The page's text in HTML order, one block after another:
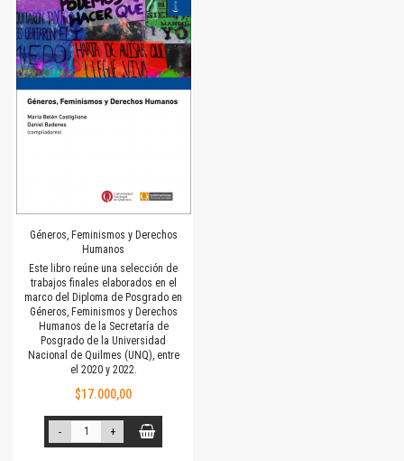
Géneros, Feminismos y Derechos
Humanos
Este libro reúne una selección de
trabajos finales elaborados en el
marco del Diploma de Posgrado en
Géneros, Feminismos y Derechos
Humanos de la Secretaría de
Posgrado de la Universidad
Nacional de Quilmes (UNQ), entre
el 2020 y 2022.
$17.000,00
- +